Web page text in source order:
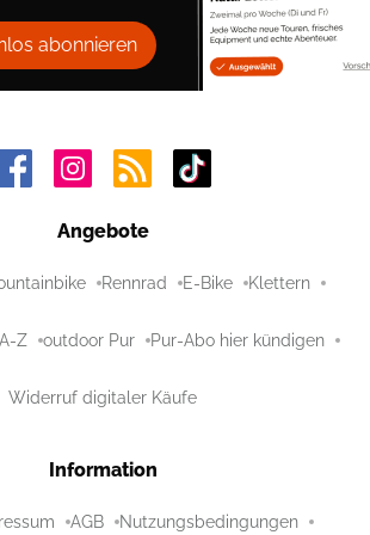
abonnieren
Angebote
Rennrad E-Bike Klettern
Z outdoor Pur Pur-Abo hier kündigen
Widerruf digitaler Käufe
Information
AGB Nutzungsbedingungen